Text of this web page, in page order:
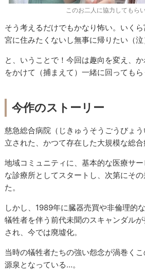
このお二人に協力してもら
そう考えるだけでもかなり怖い。いく
宮に住みたくないし無事に帰りたい（泣
と、いうことで！今回は趣向を変え、
をかけて（捕まえて）一緒に回ってもら
今作のストーリー
慈急総合病院（じきゅうそうごうびょ
立された、かつて存在した大規模な総合
地域コミュニティに、基本的な医療サ
な診療所としてスタートし、次第にそ
た。
しかし、1989年に臓器売買や非倫理的
犠牲者を伴う前代未聞のスキャンダル
され、今では廃墟化。
当時の犠牲者たちの強い怨念が渦巻く
源泉となっている…。